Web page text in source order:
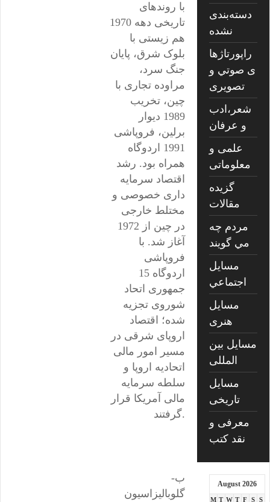
با روندهای
تاریخی دهه 1970
هم زیستی با
بلوک شرق، پایان
جنگ سرد،
مراوده تجاری با
چین، تخریب
1989 دیوار
برلین، فروپاشی
1991 اردوگاه
همراه بود. رشد
اقتصاد سرمایه
داری خصوصی و
مختلط خارجی
در چین از 1972
آغاز شد. با
فروپاشی
اردوگاه 15
جمهوری اتحاد
شوروی تجزیه
شده؛ اقتصاد
اروپای شرقی در
مسیر امور مالی
اتحادیه اروپا و
سلطه سرمایه
مالی آمریکا قرار
گرفتند.
ب-
گلوبالیزاسیون
دسته‌بندی
نشده
راپورتاژها
ی صوتي و
تصويری
شعر،ادب
و عرفان
علمی و
معلوماتی
گزیده
مقالات
مردم چه
مي گويند
مسايل
اجتماعي
مسايل
هنری
مسایل بین
المللی
مسایل
تاریخی
معرفی و
نقد کتب
August 2026
M T W T F S S